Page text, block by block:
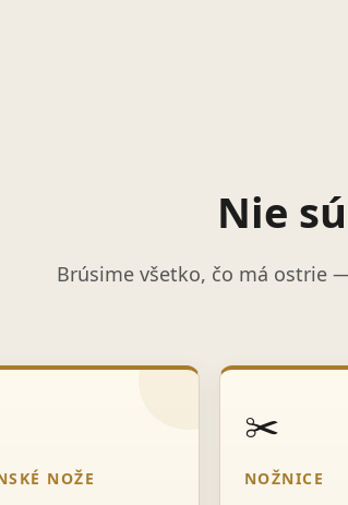
Nie
Brúsime všetko, čo má ostrie
NOŽE
✂️
NOŽNICE